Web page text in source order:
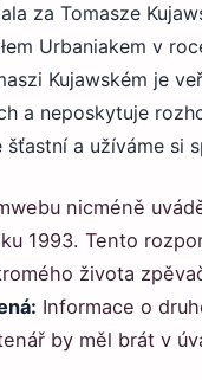
za Tomasze
Urbaniakem v
Kujawském je
a neposkytuje
šťastní a užíváme si
nicméně
1993. Tento
života
Informace o
by měl brát v